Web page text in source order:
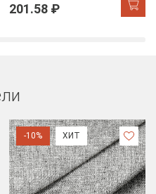
201.58 ₽
-10% ХИТ